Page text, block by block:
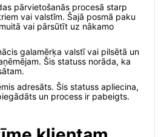
pārvietošanās procesā starp
vai valstīm. Šajā posmā paku
vai pārsūtīt uz nākamo
galamērķa valstī vai pilsētā un
Šis statuss norāda, ka
adresāts. Šis statuss apliecina,
un process ir pabeigts.